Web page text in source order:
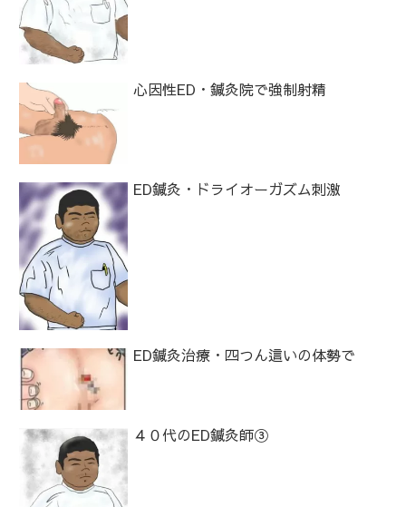
心因性ED・鍼灸院で強制射精
ED鍼灸・ドライオーガズム刺激
ED鍼灸治療・四つん這いの体勢で
４０代のED鍼灸師③